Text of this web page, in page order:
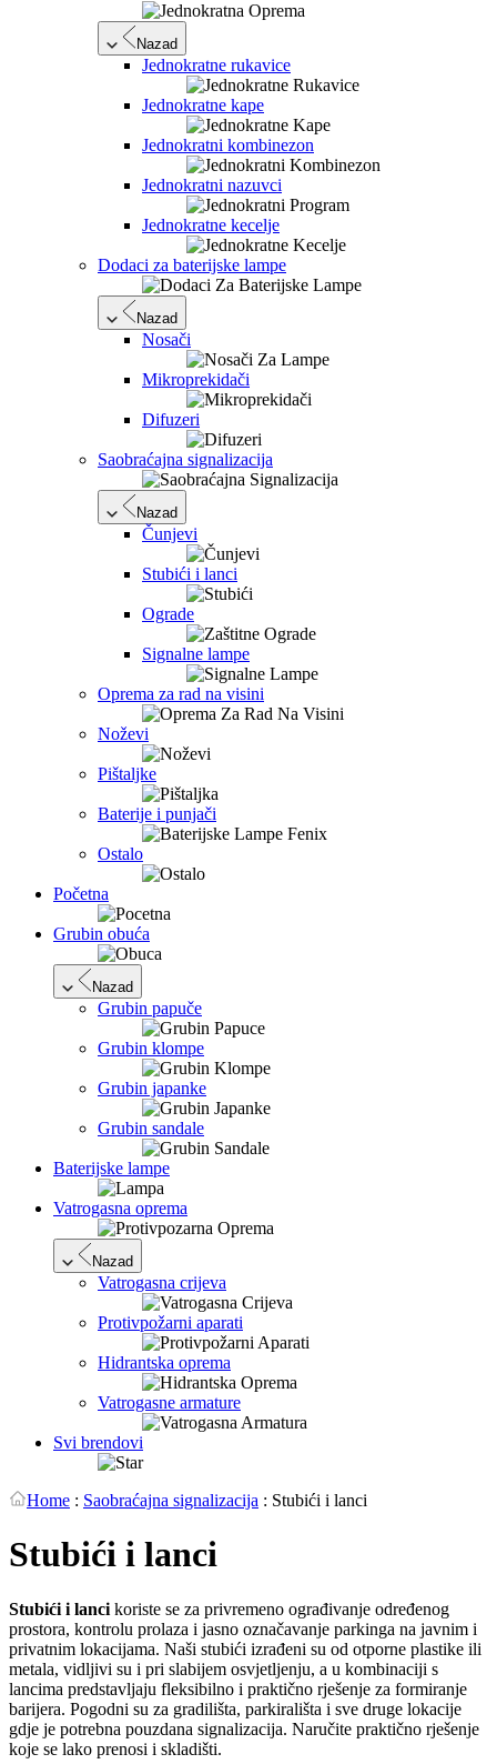
Nazad
Jednokratne rukavice
Jednokratne kape
Jednokratni kombinezon
Jednokratni nazuvci
Jednokratne kecelje
Dodaci za baterijske lampe
Nazad
Nosači
Mikroprekidači
Difuzeri
Saobraćajna signalizacija
Nazad
Čunjevi
Stubići i lanci
Ograde
Signalne lampe
Oprema za rad na visini
Noževi
Pištaljke
Baterije i punjači
Ostalo
Početna
Grubin obuća
Nazad
Grubin papuče
Grubin klompe
Grubin japanke
Grubin sandale
Baterijske lampe
Vatrogasna oprema
Nazad
Vatrogasna crijeva
Protivpožarni aparati
Hidrantska oprema
Vatrogasne armature
Svi brendovi
Home : Saobraćajna signalizacija : Stubići i lanci
Stubići i lanci
Stubići i lanci koriste se za privremeno ograđivanje određenog
prostora, kontrolu prolaza i jasno označavanje parkinga na javnim i
privatnim lokacijama. Naši stubići izrađeni su od otporne plastike ili
metala, vidljivi su i pri slabijem osvjetljenju, a u kombinaciji s
lancima predstavljaju fleksibilno i praktično rješenje za formiranje
barijera. Pogodni su za gradilišta, parkirališta i sve druge lokacije
gdje je potrebna pouzdana signalizacija. Naručite praktično rješenje
koje se lako prenosi i skladišti.